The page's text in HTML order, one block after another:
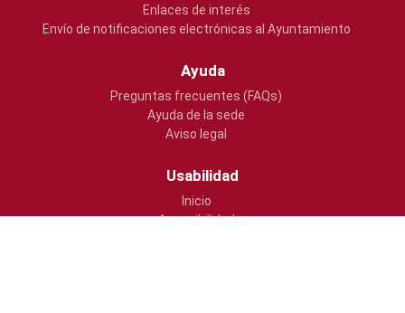
Enlaces de interés
Envío de notificaciones electrónicas al Ayuntamiento
Ayuda
Preguntas frecuentes (FAQs)
Ayuda de la sede
Aviso legal
Usabilidad
Inicio
Accesibilidad